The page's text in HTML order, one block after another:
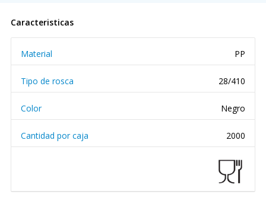
Caracteristicas
Material PP
Tipo de rosca 28/410
Color Negro
Cantidad por caja 2000